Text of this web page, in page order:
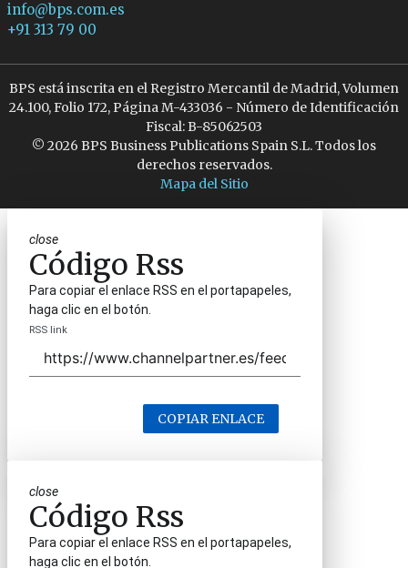
info@bps.com.es
+91 313 79 00
BPS está inscrita en el Registro Mercantil de Madrid, Volumen
24.100, Folio 172, Página M-433036 - Número de Identificación
Fiscal: B-85062503
© 2026 BPS Business Publications Spain S.L. Todos los
derechos reservados.
Mapa del Sitio
close
Código Rss
Para copiar el enlace RSS en el portapapeles,
haga clic en el botón.
RSS link
COPIAR ENLACE
close
Código Rss
Para copiar el enlace RSS en el portapapeles,
haga clic en el botón.